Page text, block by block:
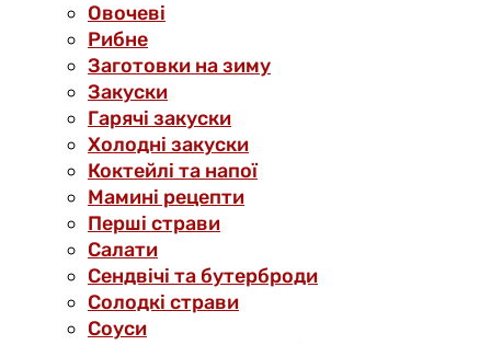
Овочеві
Рибне
Заготовки на зиму
Закуски
Гарячі закуски
Холодні закуски
Коктейлі та напої
Мамині рецепти
Перші страви
Салати
Сендвічі та бутерброди
Солодкі страви
Соуси